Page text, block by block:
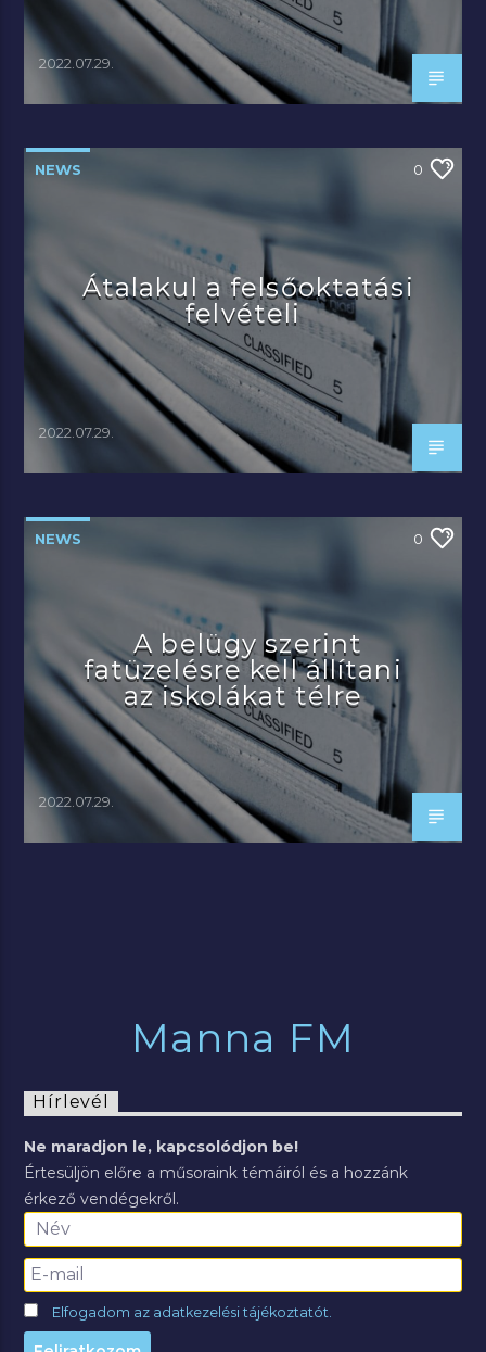
2022.07.29.
NEWS 0
Átalakul a felsőoktatási
felvételi
2022.07.29.
NEWS 0
A belügy szerint
fatüzelésre kell állítani
az iskolákat télre
2022.07.29.
Manna FM
Hírlevél
Ne maradjon le, kapcsolódjon be!
Értesüljön előre a műsoraink témáiról és a hozzánk
érkező vendégekről.
Elfogadom az adatkezelési tájékoztatót.